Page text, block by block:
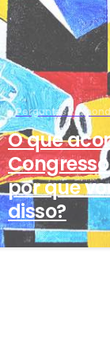
Perguntas
O que
por que
disso?